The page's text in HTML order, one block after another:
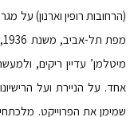
(הרחובות רופין וארנון) על
מיטלמן’ עדיין ריקים,
אחד. על הניירת ועל
שמימן את הפרוייקט.